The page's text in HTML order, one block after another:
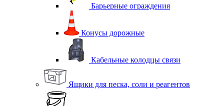
Барьерные ограждения
Конусы дорожные
Кабельные колодцы связи
Ящики для песка, соли и реагентов